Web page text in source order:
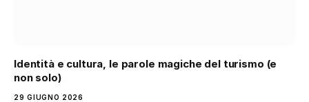
Identità e cultura, le parole magiche del turismo (e
non solo)
29 GIUGNO 2026